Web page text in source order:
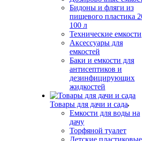
Бидоны и фляги из
пищевого пластика
100 л
Технические емкости
Аксессуары для
емкостей
Баки и емкости для
антисептиков и
дезинфицирующих
жидкостей
Товары для дачи и сада
Емкости для воды на
дачу
Торфяной туалет
Детские пластиковые